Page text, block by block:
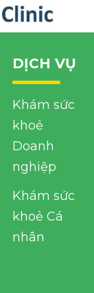
DỊCH VỤ
Khám sức
khoẻ
Doanh
nghiệp
Khám sức
khoẻ Cá
nhân